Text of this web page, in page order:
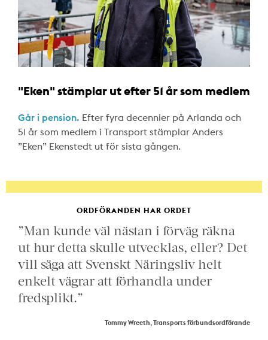
"Eken" stämplar ut efter 51 år som medlem
Går i pension. Efter fyra decennier på Arlanda och
51 år som medlem i Transport stämplar Anders
”Eken” Ekenstedt ut för sista gången.
ORDFÖRANDEN HAR ORDET
”Man kunde väl nästan i förväg räkna
ut hur detta skulle utvecklas, eller? Det
vill säga att Svenskt Näringsliv helt
enkelt vägrar att förhandla under
fredsplikt.”
Tommy Wreeth, Transports förbundsordförande